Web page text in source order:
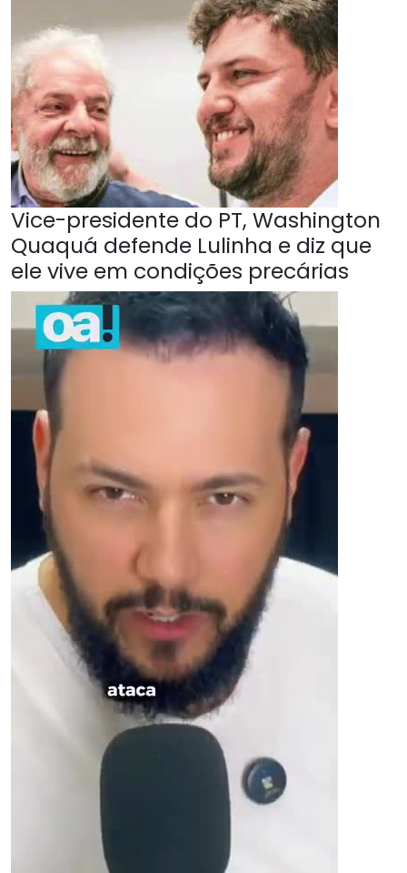
Vice-presidente do PT, Washington
Quaquá defende Lulinha e diz que
ele vive em condições precárias